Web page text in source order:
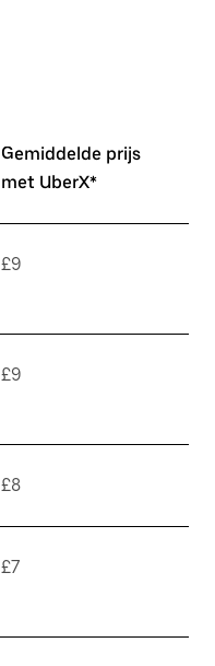
Gemiddelde prijs
met UberX*
£9
£9
£8
£7